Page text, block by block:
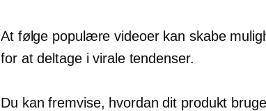
At følge populære videoer kan skabe
for at deltage i virale tendenser.
Du kan fremvise, hvordan dit produkt